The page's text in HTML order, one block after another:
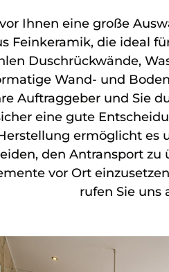
Ihnen eine große
Feinkeramik, die ideal
Duschrückwände,
Wand- und
Auftraggeber und Sie
eine gute
ermöglicht es
den Antransport
vor Ort
rufen Sie uns